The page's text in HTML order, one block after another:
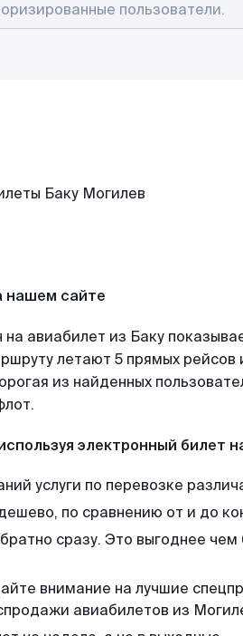
нашем сайте
на авиабилет из Баку
летают 5 прямых рейсов
из найденных
электронный билет
услуги по перевозке
по сравнению от и до
сразу. Это выгоднее
внимание на лучшие
авиабилетов из